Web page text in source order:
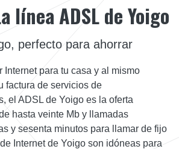
línea ADSL de Yoigo
perfecto para ahorrar
Internet para tu casa y al mismo
factura de servicios de
el ADSL de Yoigo es la oferta
hasta veinte Mb y llamadas
y sesenta minutos para llamar de fijo
Internet de Yoigo son idóneas para